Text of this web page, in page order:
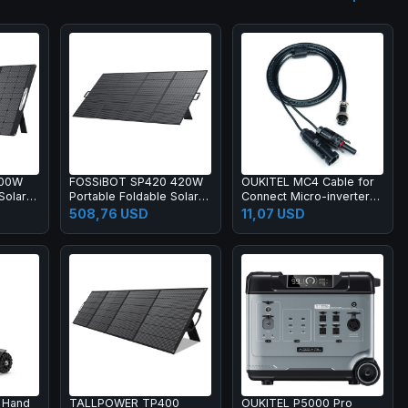
FOSSiBOT SP420 420W
Portable Foldable Solar
Panel, 23.4% Conversion
Efficiency, IP67
508,76 USD
OUKITEL MC4 Cable for
Connect Micro-inverter
with the BP2000,
Connecting Solar Panels
11,07 USD
TALLPOWER TP400
OUKITEL P5000 Pro